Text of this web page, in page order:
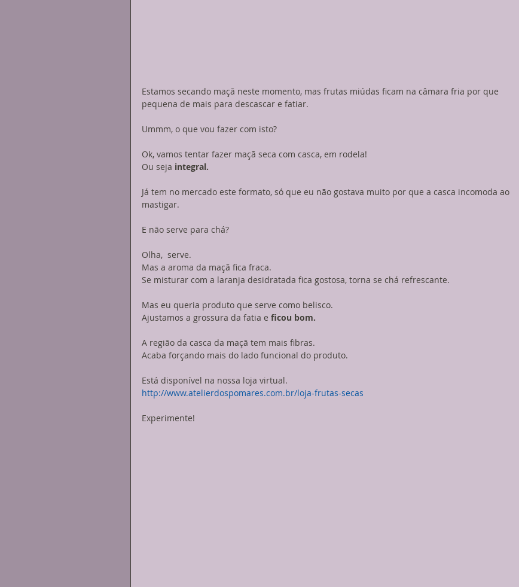
Estamos secando maçã neste momento, mas frutas miúdas ficam na câmara fria por que
pequena de mais para descascar e fatiar.
Ummm, o que vou fazer com isto?
Ok, vamos tentar fazer maçã seca com casca, em rodela!
Ou seja integral.
Já tem no mercado este formato, só que eu não gostava muito por que a casca incomoda ao
mastigar.
E não serve para chá?
Olha,  serve.
Mas a aroma da maçã fica fraca.
Se misturar com a laranja desidratada fica gostosa, torna se chá refrescante.
Mas eu queria produto que serve como belisco.
Ajustamos a grossura da fatia e ficou bom.
A região da casca da maçã tem mais fibras.
Acaba forçando mais do lado funcional do produto.
Está disponível na nossa loja virtual.
http://www.atelierdospomares.com.br/loja-frutas-secas
Experimente!